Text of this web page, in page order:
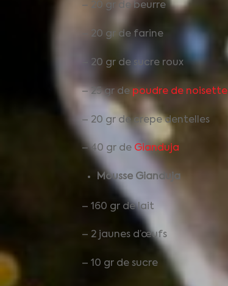
– 20 gr de beurre
– 20 gr de farine
– 20 gr de sucre roux
– 25 gr de poudre de noisette
– 20 gr de crepe dentelles
– 40 gr de Gianduja
Mousse Gianduja
– 160 gr de lait
– 2 jaunes d’œufs
– 10 gr de sucre